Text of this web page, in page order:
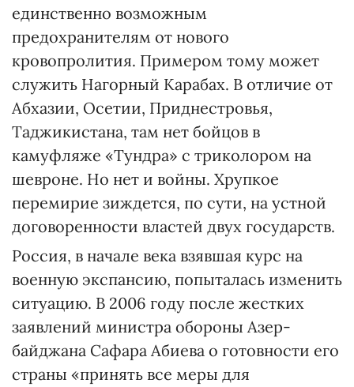
единственно возможным
предохранителям от нового
кровопролития. Примером тому может
служить Нагорный Карабах. В отличие от
Абхазии, Осетии, Приднест­ровья,
Таджикистана, там нет бойцов в
камуфляже «Тундра» с триколором на
шевроне. Но нет и войны. Хрупкое
перемирие зиждется, по сути, на устной
договоренности властей двух государств.
Россия, в начале века взявшая курс на
военную экспансию, попыталась изменить
ситуацию. В 2006 году после жестких
заявлений министра обороны Азер­
байджана Сафара Абиева о готовности его
страны «принять все меры для